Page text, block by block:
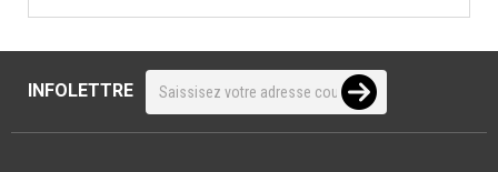
INFOLETTRE